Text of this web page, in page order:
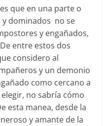
que en una parte o
dominados no se
y engañados,
entre estos dos
considero al
y un demonio
como cercano a
no sabría cómo
esta manea, desde la
y amante de la